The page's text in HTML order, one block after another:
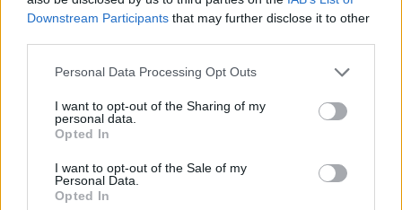
Downstream Participants that may further disclose it to other
Please note that this website/app uses one or more Google
not limited to your visit or usage behaviour. You may click to
grant or deny consent to Google and its third-party tags to
use your data for below specified purposes in below Google
consent section.
Personal Data Processing Opt Outs
I want to opt-out of the Sharing of my
personal data.
Opted In
I want to opt-out of the Sale of my
Personal Data.
Opted In
De strijd tegen de fastfoodcultuur
Een opmerkelijke juridische strijd ontvouwde zich
rechter toestemming gaf voor een omheining om
klanten buiten te houden. Dit geval symboliseert de
bredere strijd tegen de fastfoodcultuur, die steeds
meer invloed heeft op de gezondheid en het welzijn